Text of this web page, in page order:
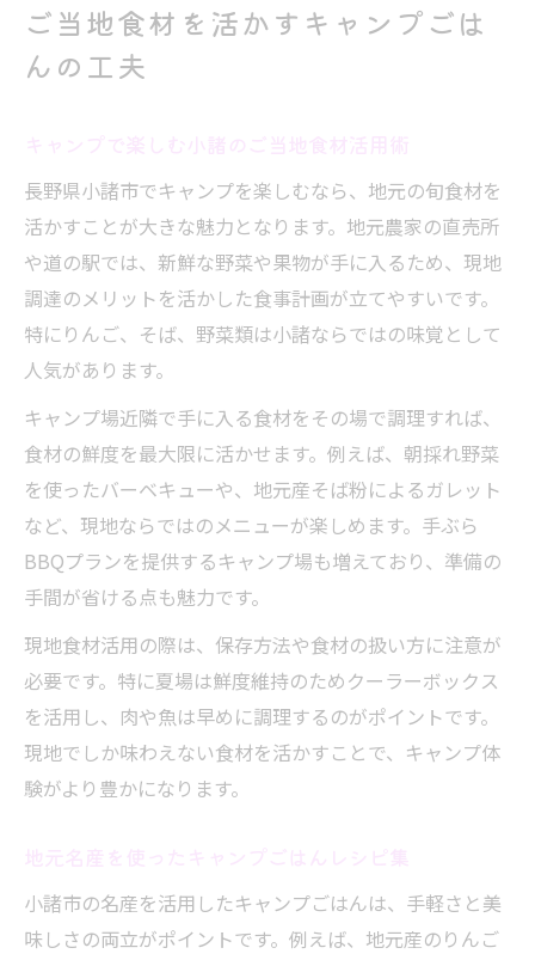
ご当地食材を活かすキャンプごは
んの工夫
長野県小諸市でキャンプを楽しむなら、地元の旬食材を
活かすことが大きな魅力となります。地元農家の直売所
や道の駅では、新鮮な野菜や果物が手に入るため、現地
調達のメリットを活かした食事計画が立てやすいです。
特にりんご、そば、野菜類は小諸ならではの味覚として
人気があります。
キャンプ場近隣で手に入る食材をその場で調理すれば、
食材の鮮度を最大限に活かせます。例えば、朝採れ野菜
を使ったバーベキューや、地元産そば粉によるガレット
など、現地ならではのメニューが楽しめます。手ぶら
BBQプランを提供するキャンプ場も増えており、準備の
手間が省ける点も魅力です。
現地食材活用の際は、保存方法や食材の扱い方に注意が
必要です。特に夏場は鮮度維持のためクーラーボックス
を活用し、肉や魚は早めに調理するのがポイントです。
現地でしか味わえない食材を活かすことで、キャンプ体
験がより豊かになります。
小諸市の名産を活用したキャンプごはんは、手軽さと美
味しさの両立がポイントです。例えば、地元産のりんご